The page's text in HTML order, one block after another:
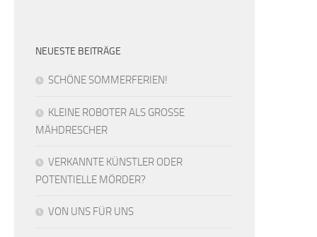
NEUESTE BEITRÄGE
SCHÖNE SOMMERFERIEN!
KLEINE ROBOTER ALS GROSSE
MÄHDRESCHER
VERKANNTE KÜNSTLER ODER
POTENTIELLE MÖRDER?
VON UNS FÜR UNS